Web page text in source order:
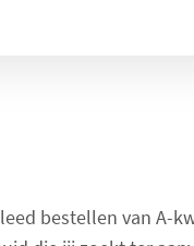
bestellen van A-